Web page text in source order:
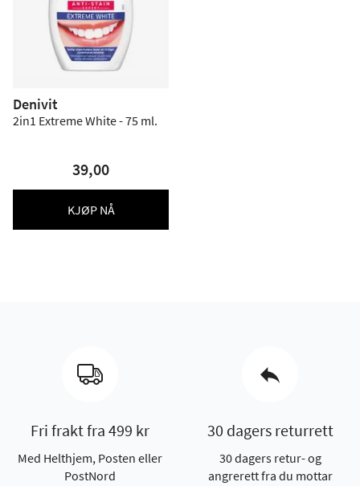
Denivit
2in1 Extreme White - 75 ml.
39,00
KJØP NÅ
Fri frakt fra 499 kr
Med Helthjem, Posten eller
PostNord
30 dagers returrett
30 dagers retur- og
angrerett fra du mottar